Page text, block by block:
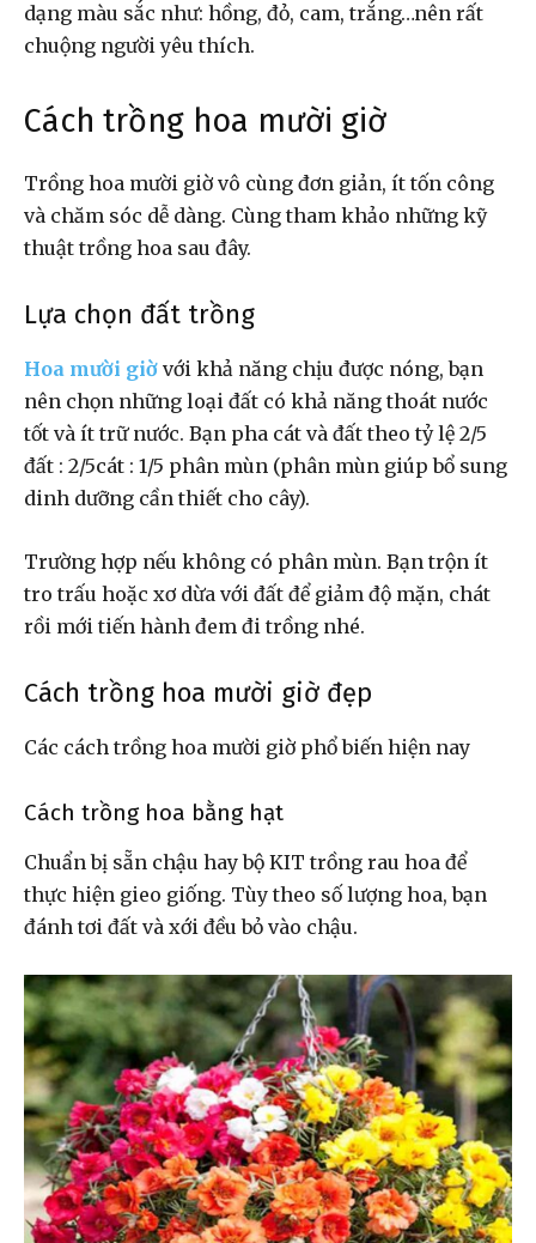
dạng màu sắc như: hồng, đỏ, cam, trắng…nên rất
chuộng người yêu thích.
Cách trồng hoa mười giờ
Trồng hoa mười giờ vô cùng đơn giản, ít tốn công
và chăm sóc dễ dàng. Cùng tham khảo những kỹ
thuật trồng hoa sau đây.
Lựa chọn đất trồng
Hoa mười giờ với khả năng chịu được nóng, bạn
nên chọn những loại đất có khả năng thoát nước
tốt và ít trữ nước. Bạn pha cát và đất theo tỷ lệ 2/5
đất : 2/5cát : 1/5 phân mùn (phân mùn giúp bổ sung
dinh dưỡng cần thiết cho cây).
Trường hợp nếu không có phân mùn. Bạn trộn ít
tro trấu hoặc xơ dừa với đất để giảm độ mặn, chát
rồi mới tiến hành đem đi trồng nhé.
Cách trồng hoa mười giờ đẹp
Các cách trồng hoa mười giờ phổ biến hiện nay
Cách trồng hoa bằng hạt
Chuẩn bị sẵn chậu hay bộ KIT trồng rau hoa để
thực hiện gieo giống. Tùy theo số lượng hoa, bạn
đánh tơi đất và xới đều bỏ vào chậu.